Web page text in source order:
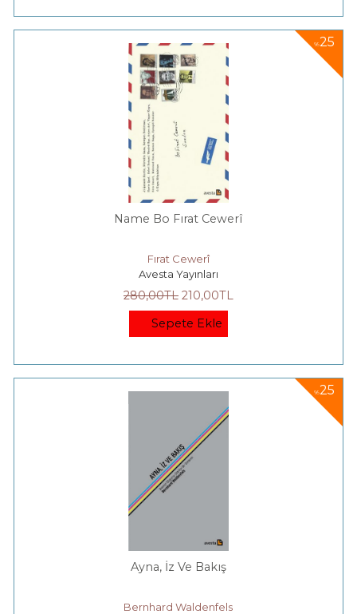
%25
Name Bo Fırat Cewerî
Fırat Cewerî
Avesta Yayınları
280,00TL 210,00TL
Sepete Ekle
%25
Ayna, İz Ve Bakış
Bernhard Waldenfels